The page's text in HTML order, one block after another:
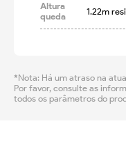
Altura
queda
1.22m
*Nota: Há um atraso na
Por favor, consulte as
todos os parâmetros do